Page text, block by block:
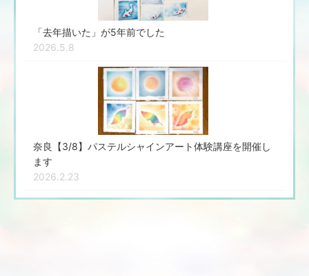
「去年描いた」が5年前でした
2026.5.8
奈良【3/8】パステルシャインアート体験講座を開催し
ます
2026.2.23